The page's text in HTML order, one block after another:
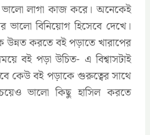
লাগা কাজ করে। অনেকেই
বিনিয়োগ হিসেবে দেখে।
করতে বই পড়াতে খারাপের
বই পড়া উচিত- এ বিশ্বাসটাই
তবে কেউ বই পড়াকে গুরুত্বের সাথে
ভালো কিছু হাসিল করতে